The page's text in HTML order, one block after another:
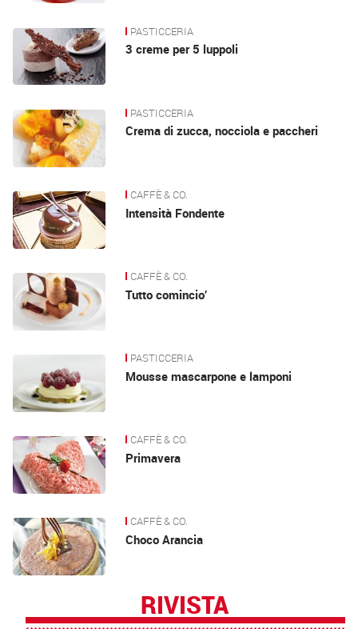
PASTICCERIA
3 creme per 5 luppoli
PASTICCERIA
Crema di zucca, nocciola e paccheri
CAFFÈ & CO.
Intensità Fondente
CAFFÈ & CO.
Tutto comincio’
PASTICCERIA
Mousse mascarpone e lamponi
CAFFÈ & CO.
Primavera
CAFFÈ & CO.
Choco Arancia
RIVISTA